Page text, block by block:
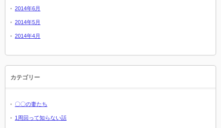
2014年6月
2014年5月
2014年4月
カテゴリー
〇〇の妻たち
1周回って知らない話